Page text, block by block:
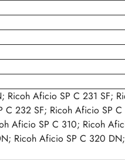
Ricoh Aficio SP C 231 SF;
C 232 SF; Ricoh Aficio SP
Aficio SP C 310; Ricoh
Ricoh Aficio SP C 320